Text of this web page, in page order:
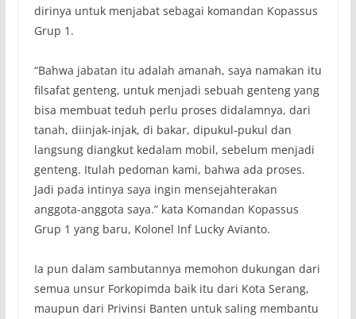
dirinya untuk menjabat sebagai komandan Kopassus
Grup 1.
“Bahwa jabatan itu adalah amanah, saya namakan itu
filsafat genteng, untuk menjadi sebuah genteng yang
bisa membuat teduh perlu proses didalamnya, dari
tanah, diinjak-injak, di bakar, dipukul-pukul dan
langsung diangkut kedalam mobil, sebelum menjadi
genteng. Itulah pedoman kami, bahwa ada proses.
Jadi pada intinya saya ingin mensejahterakan
anggota-anggota saya.” kata Komandan Kopassus
Grup 1 yang baru, Kolonel Inf Lucky Avianto.
Ia pun dalam sambutannya memohon dukungan dari
semua unsur Forkopimda baik itu dari Kota Serang,
maupun dari Privinsi Banten untuk saling membantu